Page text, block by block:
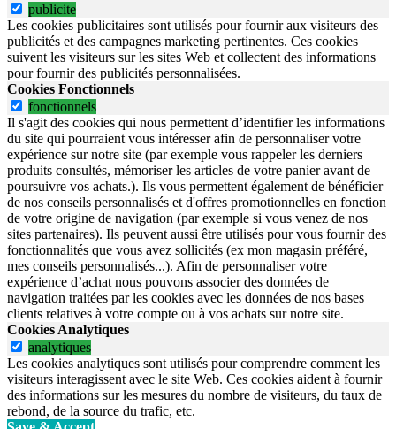
publicite
Les cookies publicitaires sont utilisés pour fournir aux visiteurs des
publicités et des campagnes marketing pertinentes. Ces cookies
suivent les visiteurs sur les sites Web et collectent des informations
pour fournir des publicités personnalisées.
Cookies Fonctionnels
fonctionnels
Il s'agit des cookies qui nous permettent d’identifier les informations
du site qui pourraient vous intéresser afin de personnaliser votre
expérience sur notre site (par exemple vous rappeler les derniers
produits consultés, mémoriser les articles de votre panier avant de
poursuivre vos achats.). Ils vous permettent également de bénéficier
de nos conseils personnalisés et d'offres promotionnelles en fonction
de votre origine de navigation (par exemple si vous venez de nos
sites partenaires). Ils peuvent aussi être utilisés pour vous fournir des
fonctionnalités que vous avez sollicités (ex mon magasin préféré,
mes conseils personnalisés...). Afin de personnaliser votre
expérience d’achat nous pouvons associer des données de
navigation traitées par les cookies avec les données de nos bases
clients relatives à votre compte ou à vos achats sur notre site.
Cookies Analytiques
analytiques
Les cookies analytiques sont utilisés pour comprendre comment les
visiteurs interagissent avec le site Web. Ces cookies aident à fournir
des informations sur les mesures du nombre de visiteurs, du taux de
rebond, de la source du trafic, etc.